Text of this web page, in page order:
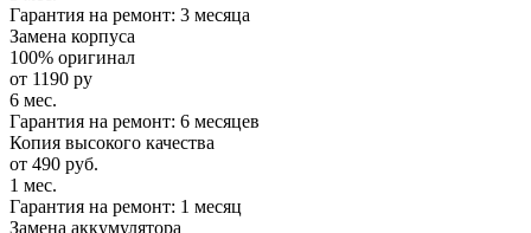
Гарантия на ремонт: 3 месяца
Замена корпуса
100% оригинал
от 1190 ру
6 мес.
Гарантия на ремонт: 6 месяцев
Копия высокого качества
от 490 руб.
1 мес.
Гарантия на ремонт: 1 месяц
Замена аккумулятора